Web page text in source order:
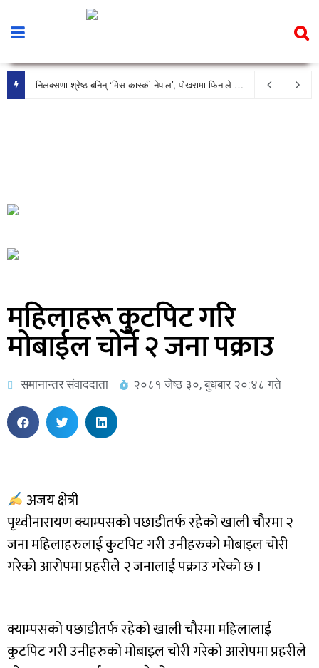
निलक्सणा श्रेष्ठ बनिन् ‘मिस कास्की नेपाल’, पोखरामा फिनाले भव्य रूपमा सम्पन्न
महिलाहरू कुटपिट गरि
मोबाईल चोर्ने २ जना पक्राउ
समानान्तर संवाददाता २०८१ जेष्ठ ३०, बुधबार २०:४८ गते
अजय क्षेत्री
पृथ्वीनारायण क्याम्पसको पछाडीतर्फ रहेको खाली चौरमा २
जना महिलाहरुलाई कुटपिट गरी उनीहरुको मोबाइल चोरी
गरेको आरोपमा प्रहरीले २ जनालाई पक्राउ गरेको छ ।
क्याम्पसको पछाडीतर्फ रहेको खाली चौरमा महिलालाई
कुटपिट गरी उनीहरुको मोबाइल चोरी गरेको आरोपमा प्रहरीले